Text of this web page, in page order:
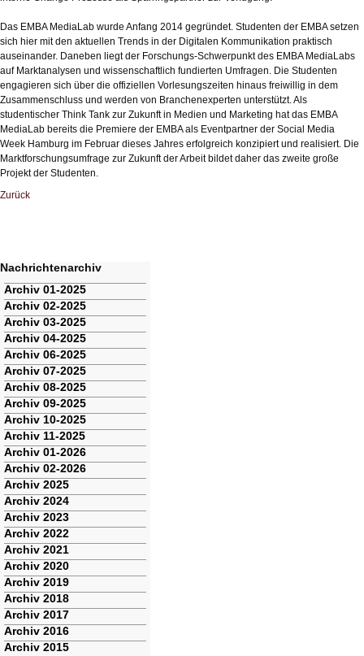
Das EMBA MediaLab wurde Anfang 2014 gegründet. Studenten der EMBA setzen
sich hier mit den aktuellen Trends in der Digitalen Kommunikation praktisch
auseinander. Daneben liegt der Forschungs-Schwerpunkt des EMBA MediaLabs
auf Marktanalysen und wissenschaftlich fundierten Umfragen. Die Studenten
engagieren sich über die offiziellen Vorlesungszeiten hinaus freiwillig in dem
Zusammenschluss und werden von Branchenexperten unterstützt. Als
studentischer Think Tank zur Zukunft in Medien und Marketing hat das EMBA
MediaLab bereits die Premiere der EMBA als Eventpartner der Social Media
Week Hamburg im Februar dieses Jahres erfolgreich konzipiert und realisiert. Die
Marktforschungsumfrage zur Zukunft der Arbeit bildet daher das zweite große
Projekt der Studenten.
Zurück
Nachrichtenarchiv
Navigation
überspringen
Archiv 01-2025
Archiv 02-2025
Archiv 03-2025
Archiv 04-2025
Archiv 06-2025
Archiv 07-2025
Archiv 08-2025
Archiv 09-2025
Archiv 10-2025
Archiv 11-2025
Archiv 01-2026
Archiv 02-2026
Archiv 2025
Archiv 2024
Archiv 2023
Archiv 2022
Archiv 2021
Archiv 2020
Archiv 2019
Archiv 2018
Archiv 2017
Archiv 2016
Archiv 2015